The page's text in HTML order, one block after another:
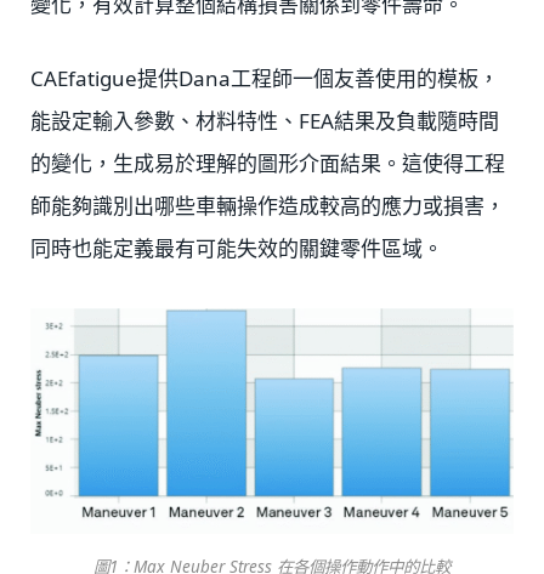
CAEfatigue提供Dana工程師一個友善使用的模板，
能設定輸入參數、材料特性、FEA結果及負載隨時間
的變化，生成易於理解的圖形介面結果。這使得工程
師能夠識別出哪些車輛操作造成較高的應力或損害，
同時也能定義最有可能失效的關鍵零件區域。
圖1：Max Neuber Stress 在各個操作動作中的比較